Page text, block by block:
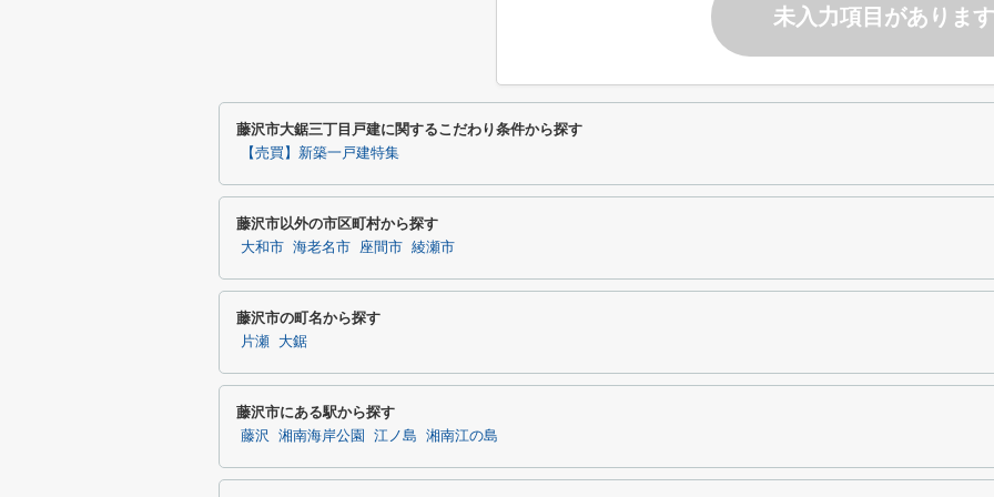
未入力項目があります
藤沢市大鋸三丁目戸建に関するこだわり条件から探す
【売買】新築一戸建特集
藤沢市以外の市区町村から探す
大和市 海老名市 座間市 綾瀬市
藤沢市の町名から探す
片瀬 大鋸
藤沢市にある駅から探す
藤沢 湘南海岸公園 江ノ島 湘南江の島